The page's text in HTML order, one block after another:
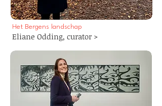
Het Bergens landschap
Eliane Odding, curator >